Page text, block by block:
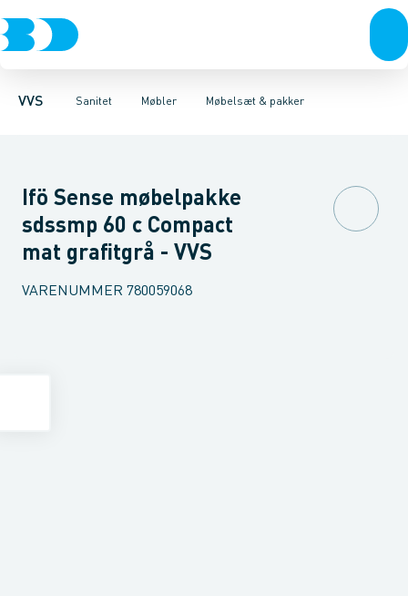
VVS Sanitet
Rør & fittingsPressfittings & rørKuglehaner & ventiler
Møbler
Toiletter, sæder og cisterner VaskeArmaturer
Møbelsæt & pakker
Møbelsæt & pakkerUnderskabeHøjskabeOverskabe
Ifö Sense møbelpakke
sdssmp 60 c Compact
mat grafitgrå - VVS
VARENUMMER 780059068